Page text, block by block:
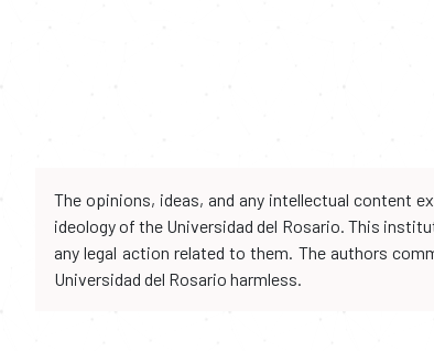
The opinions, ideas, and any intellectual content
ideology of the Universidad del Rosario. This
any legal action related to them. The authors
Universidad del Rosario harmless.